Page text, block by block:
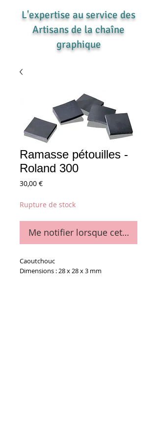
L'expertise au service des
Artisans de la chaîne
graphique
Ramasse pétouilles -
Roland 300
30,00 €Prix
Rupture de stock
Me notifier lorsque cet article
Caoutchouc
Dimensions : 28 x 28 x 3 mm